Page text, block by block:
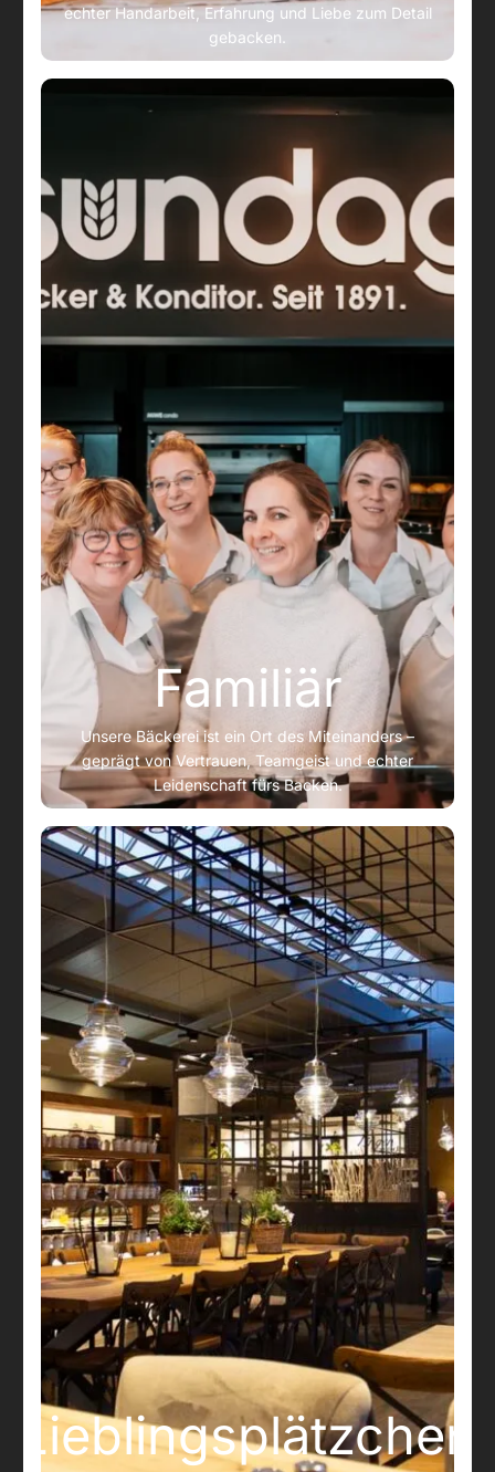
echter Handarbeit, Erfahrung und Liebe zum Detail
gebacken.
Familiär
Unsere Bäckerei ist ein Ort des Miteinanders –
geprägt von Vertrauen, Teamgeist und echter
Leidenschaft fürs Backen.
Lieblingsplätzchen